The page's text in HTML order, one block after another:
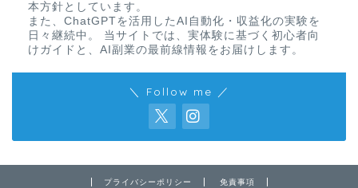
本方針としています。
また、ChatGPTを活用したAI自動化・収益化の実験を
日々継続中。 当サイトでは、実体験に基づく初心者向
けガイドと、AI副業の最前線情報をお届けします。
＼ Follow me ／
プライバシーポリシー 免責事項
免責事項